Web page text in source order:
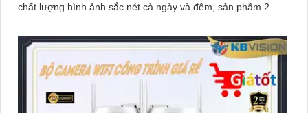
chất lượng hình ảnh sắc nét cả ngày và đêm, sản phẩm 2